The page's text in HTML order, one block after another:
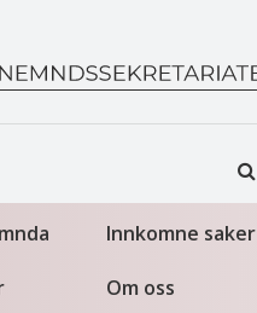
Innkomne saker
Om oss